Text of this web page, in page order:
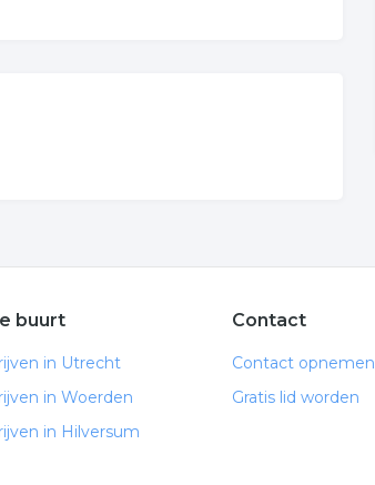
buurt
in Utrecht
in Woerden
in Hilversum
Contact
Contact opnemen
Gratis lid worden